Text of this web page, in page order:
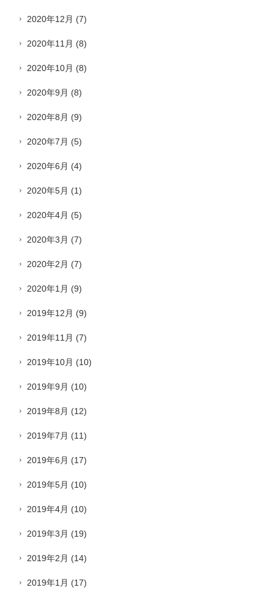
2020年12月 (7)
2020年11月 (8)
2020年10月 (8)
2020年9月 (8)
2020年8月 (9)
2020年7月 (5)
2020年6月 (4)
2020年5月 (1)
2020年4月 (5)
2020年3月 (7)
2020年2月 (7)
2020年1月 (9)
2019年12月 (9)
2019年11月 (7)
2019年10月 (10)
2019年9月 (10)
2019年8月 (12)
2019年7月 (11)
2019年6月 (17)
2019年5月 (10)
2019年4月 (10)
2019年3月 (19)
2019年2月 (14)
2019年1月 (17)